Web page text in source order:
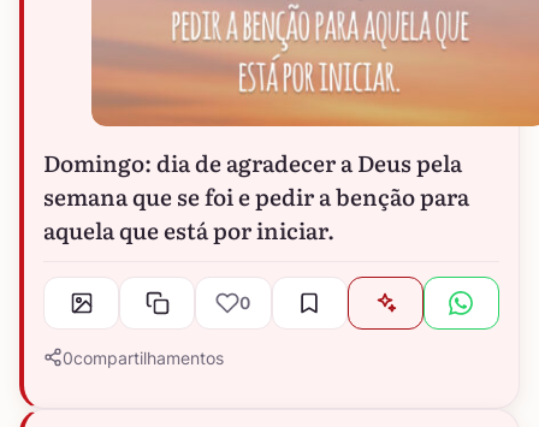
Domingo: dia de agradecer a Deus pela
semana que se foi e pedir a benção para
aquela que está por iniciar.
0
0compartilhamentos